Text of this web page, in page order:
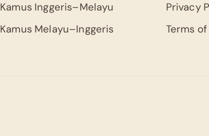
Kamus Inggeris–Melayu
Kamus Melayu–Inggeris
Privacy
Terms